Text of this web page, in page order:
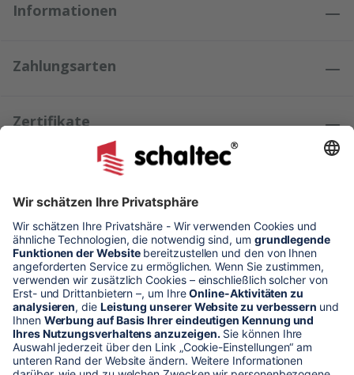
Informationen
Zahlungsarten
Zertifikate
Kundenmeinungen
* Alle Preise verstehen sich zzgl. Mehrwertsteuer und Versandkosten